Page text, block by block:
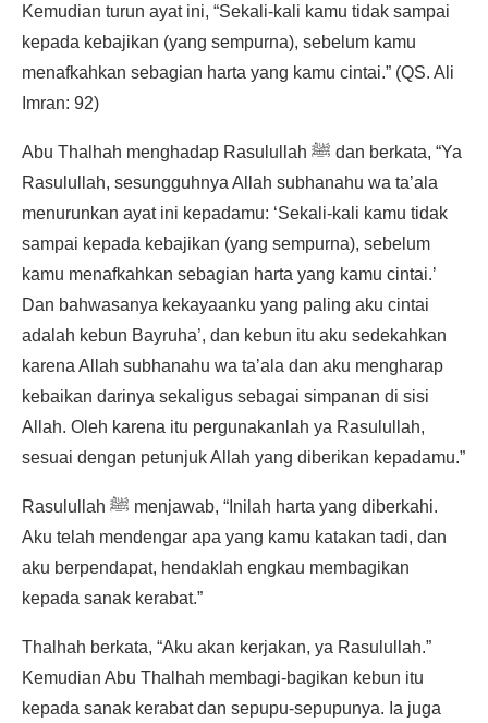
Kemudian turun ayat ini, “Sekali-kali kamu tidak sampai
kepada kebajikan (yang sempurna), sebelum kamu
menafkahkan sebagian harta yang kamu cintai.” (QS. Ali
Imran: 92)
Abu Thalhah menghadap Rasulullah ﷺ dan berkata, “Ya
Rasulullah, sesungguhnya Allah subhanahu wa ta’ala
menurunkan ayat ini kepadamu: ‘Sekali-kali kamu tidak
sampai kepada kebajikan (yang sempurna), sebelum
kamu menafkahkan sebagian harta yang kamu cintai.’
Dan bahwasanya kekayaanku yang paling aku cintai
adalah kebun Bayruha’, dan kebun itu aku sedekahkan
karena Allah subhanahu wa ta’ala dan aku mengharap
kebaikan darinya sekaligus sebagai simpanan di sisi
Allah. Oleh karena itu pergunakanlah ya Rasulullah,
sesuai dengan petunjuk Allah yang diberikan kepadamu.”
Rasulullah ﷺ menjawab, “Inilah harta yang diberkahi.
Aku telah mendengar apa yang kamu katakan tadi, dan
aku berpendapat, hendaklah engkau membagikan
kepada sanak kerabat.”
Thalhah berkata, “Aku akan kerjakan, ya Rasulullah.”
Kemudian Abu Thalhah membagi-bagikan kebun itu
kepada sanak kerabat dan sepupu-sepupunya. Ia juga